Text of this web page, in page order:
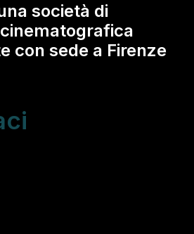
società di
con sede a Firenze